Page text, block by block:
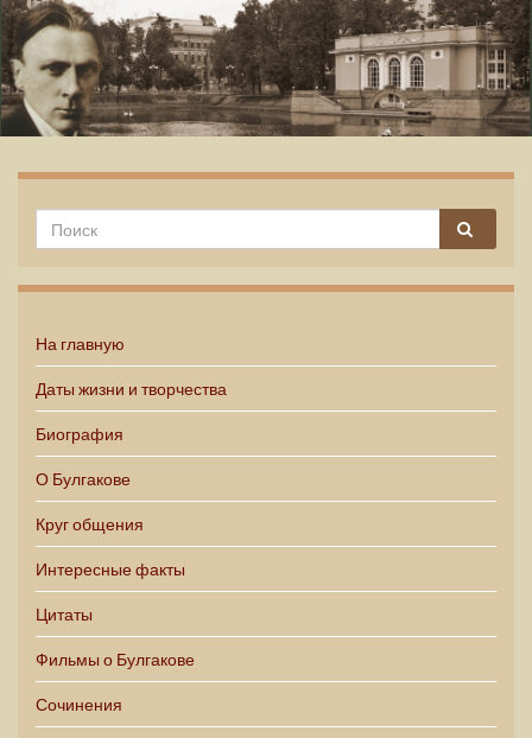
На главную
Даты жизни и творчества
Биография
О Булгакове
Круг общения
Интересные факты
Цитаты
Фильмы о Булгакове
Сочинения